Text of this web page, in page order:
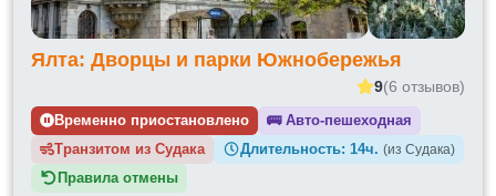
Ялта: Дворцы и парки Южнобережья
9(6 отзывов)
Временно приостановлено 🚌Авто-пешеходная
Транзитом из
Длительность: 14ч. (из Судака)
Правила отмены